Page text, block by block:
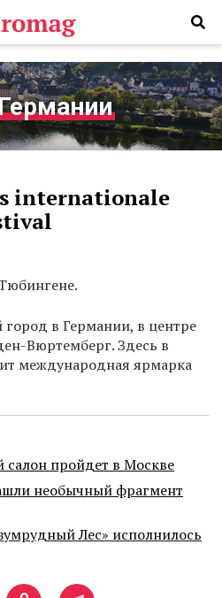
internationale
в Германии, в центре
Вюртемберг. Здесь в
международная ярмарка
пройдет в Москве
необычный фрагмент
Лес» исполнилось